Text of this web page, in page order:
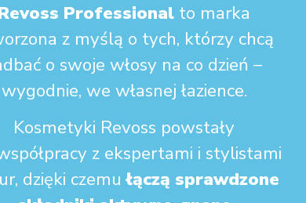
Professional to marka
z myślą o tych, którzy chcą
o swoje włosy na co dzień –
wygodnie, we własnej łazience.
Kosmetyki Revoss powstały
z ekspertami i stylistami
dzięki czemu łączą sprawdzone